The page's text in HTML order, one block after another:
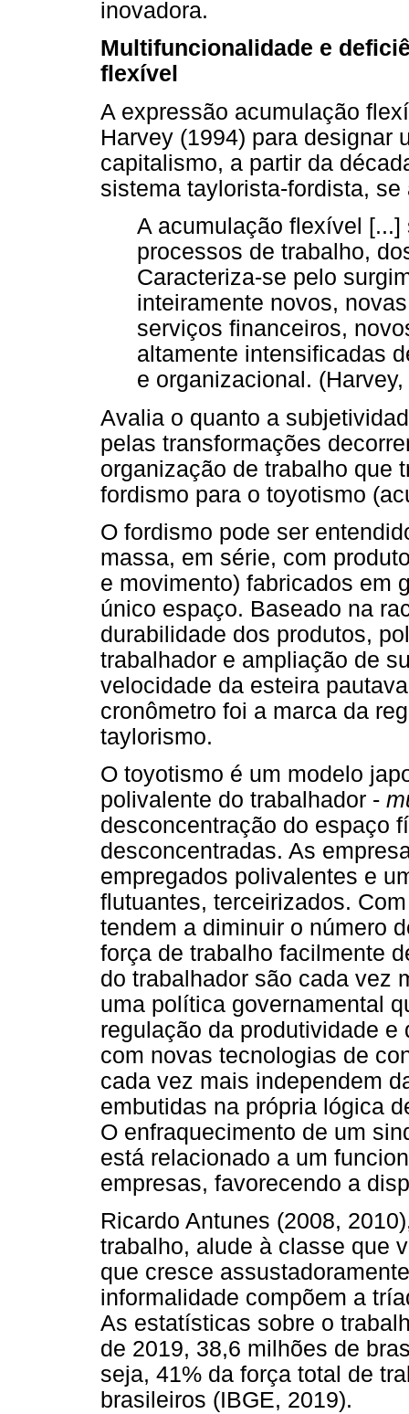
inovadora.
Multifuncionalidade e
flexível
A expressão acumulação
Harvey (1994) para designar
capitalismo, a partir da
sistema taylorista-fordista,
A acumulação flexível
processos de trabalho,
Caracteriza-se pelo
inteiramente novos,
serviços financeiros,
altamente intensificadas
e organizacional.
Avalia o quanto a
pelas transformações
organização de trabalho que
fordismo para o toyotismo
O fordismo pode ser
massa, em série, com
e movimento) fabricados em
único espaço. Baseado na
durabilidade dos produtos,
trabalhador e ampliação de
velocidade da esteira
cronômetro foi a marca da
taylorismo.
O toyotismo é um modelo
polivalente do trabalhador -
desconcentração do espaço
desconcentradas. As
empregados polivalentes e
flutuantes, terceirizados.
tendem a diminuir o número
força de trabalho facilmente
do trabalhador são cada vez
uma política governamental
regulação da produtividade
com novas tecnologias de
cada vez mais independem
embutidas na própria lógica
O enfraquecimento de um
está relacionado a um
empresas, favorecendo a
Ricardo Antunes (2008,
trabalho, alude à classe que
que cresce
informalidade compõem a
As estatísticas sobre o
de 2019, 38,6 milhões de
seja, 41% da força total de
brasileiros (IBGE, 2019).